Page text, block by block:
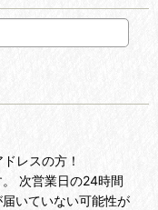
レスの方！
次営業日の24時間
いていない可能性が